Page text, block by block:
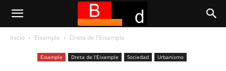
Inicio Eixample Dreta de l'Eixample
Eixample Dreta de l'Eixample Sociedad Urbanismo